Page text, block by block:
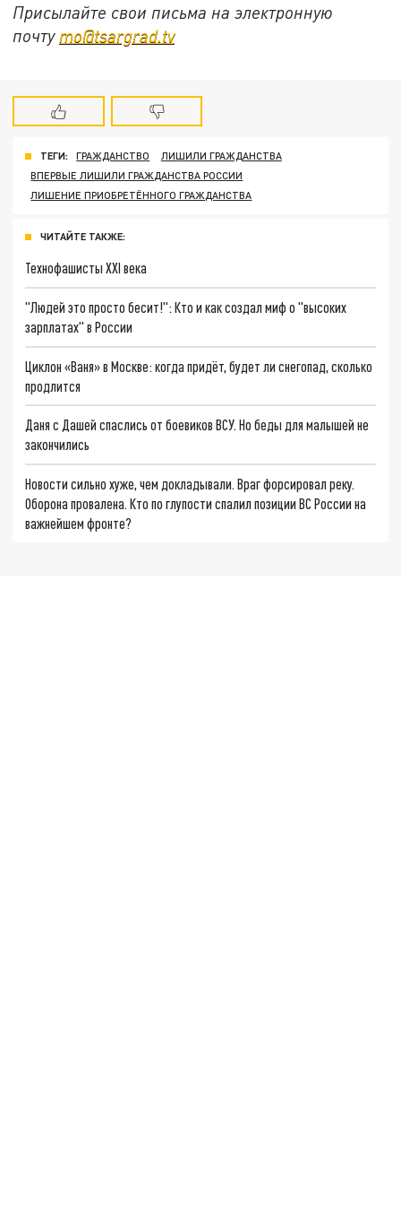
Присылайте свои письма на электронную
почту mo@tsargrad.tv
ТЕГИ: ГРАЖДАНСТВО
ЛИШИЛИ ГРАЖДАНСТВА
ВПЕРВЫЕ ЛИШИЛИ ГРАЖДАНСТВА РОССИИ
ЛИШЕНИЕ ПРИОБРЕТЁННОГО ГРАЖДАНСТВА
ЧИТАЙТЕ ТАКЖЕ:
Технофашисты XXI века
"Людей это просто бесит!": Кто и как создал миф о "высоких
зарплатах" в России
Циклон «Ваня» в Москве: когда придёт, будет ли снегопад, сколько
продлится
Даня с Дашей спаслись от боевиков ВСУ. Но беды для малышей не
закончились
Новости сильно хуже, чем докладывали. Враг форсировал реку.
Оборона провалена. Кто по глупости спалил позиции ВС России на
важнейшем фронте?